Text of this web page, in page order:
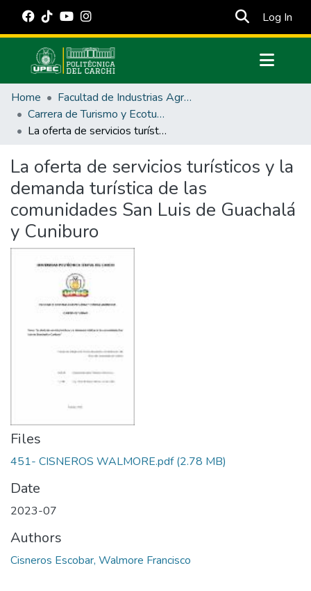
Log In
Communities & Collections
All of DSpace
Statistics
Estadísticas Externas
Manuales
Home
Facultad de Industrias Agropecuarias y Ciencias Ambientales
Carrera de Turismo y Ecoturimo
La oferta de servicios turísticos y la demanda turística de las comunidades San Luis de Guachalá y Cuniburo
La oferta de servicios turísticos y la
demanda turística de las
comunidades San Luis de Guachalá
y Cuniburo
Files
451- CISNEROS WALMORE.pdf(2.78 MB)
Date
2023-07
Authors
Cisneros Escobar, Walmore Francisco